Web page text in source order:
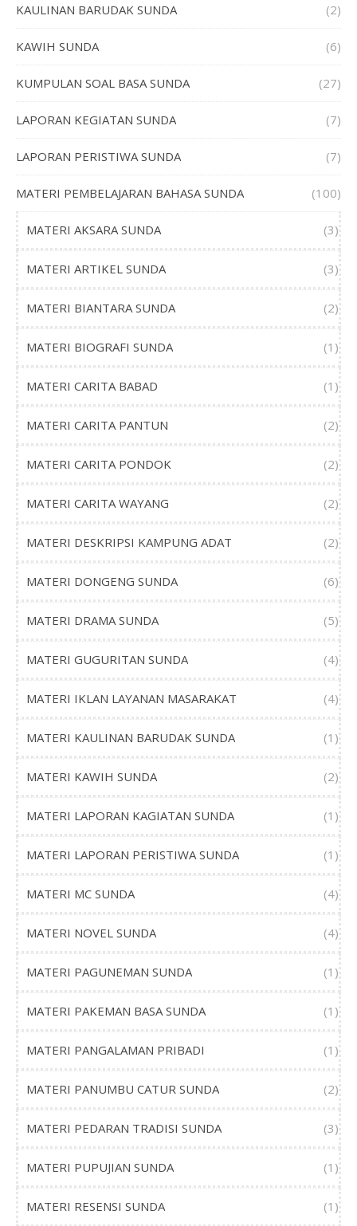
KAULINAN BARUDAK SUNDA (2)
KAWIH SUNDA (6)
KUMPULAN SOAL BASA SUNDA (27)
LAPORAN KEGIATAN SUNDA (7)
LAPORAN PERISTIWA SUNDA (7)
MATERI PEMBELAJARAN BAHASA SUNDA (100)
MATERI AKSARA SUNDA (3)
MATERI ARTIKEL SUNDA (3)
MATERI BIANTARA SUNDA (2)
MATERI BIOGRAFI SUNDA (1)
MATERI CARITA BABAD (1)
MATERI CARITA PANTUN (2)
MATERI CARITA PONDOK (2)
MATERI CARITA WAYANG (2)
MATERI DESKRIPSI KAMPUNG ADAT (2)
MATERI DONGENG SUNDA (6)
MATERI DRAMA SUNDA (5)
MATERI GUGURITAN SUNDA (4)
MATERI IKLAN LAYANAN MASARAKAT (4)
MATERI KAULINAN BARUDAK SUNDA (1)
MATERI KAWIH SUNDA (2)
MATERI LAPORAN KAGIATAN SUNDA (1)
MATERI LAPORAN PERISTIWA SUNDA (1)
MATERI MC SUNDA (4)
MATERI NOVEL SUNDA (4)
MATERI PAGUNEMAN SUNDA (1)
MATERI PAKEMAN BASA SUNDA (1)
MATERI PANGALAMAN PRIBADI (1)
MATERI PANUMBU CATUR SUNDA (2)
MATERI PEDARAN TRADISI SUNDA (3)
MATERI PUPUJIAN SUNDA (1)
MATERI RESENSI SUNDA (1)